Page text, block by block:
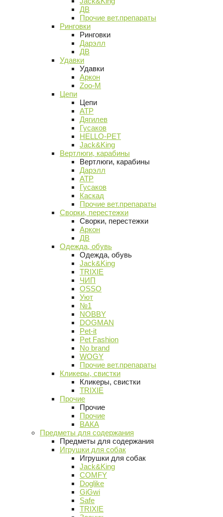
ДВ
Прочие вет.препараты
Ринговки
Ринговки
Дарэлл
ДВ
Удавки
Удавки
Аркон
Zoo-M
Цепи
Цепи
АТР
Дягилев
Гусаков
HELLO-PET
Jack&King
Вертлюги, карабины
Вертлюги, карабины
Дарэлл
АТР
Гусаков
Каскад
Прочие вет.препараты
Сворки, перестежки
Сворки, перестежки
Аркон
ДВ
Одежда, обувь
Одежда, обувь
Jack&King
TRIXIE
ЧИП
OSSO
Уют
№1
NOBBY
DOGMAN
Pet-it
Pet Fashion
No brand
WOGY
Прочие вет.препараты
Кликеры, свистки
Кликеры, свистки
TRIXIE
Прочие
Прочие
Прочие
ВАКА
Предметы для содержания
Предметы для содержания
Игрушки для собак
Игрушки для собак
Jack&King
COMFY
Doglike
GiGwi
Safe
TRIXIE